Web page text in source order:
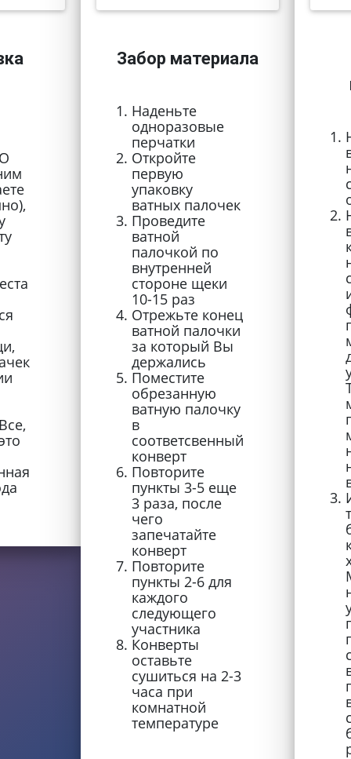
Забор материала
Наденьте
одноразовые
перчатки
Откройте
первую
упаковку
ватных палочек
Проведите
ватной
палочкой по
внутренней
стороне щеки
10-15 раз
Отрежьте конец
ватной палочки
за который Вы
держались
Поместите
обрезанную
ватную палочку
в
соответсвенный
конверт
Повторите
пункты 3-5 еще
3 раза, после
чего
запечатайте
конверт
Повторите
пункты 2-6 для
каждого
следующего
участника
Конверты
оставьте
сушиться на 2-3
часа при
комнатной
температуре